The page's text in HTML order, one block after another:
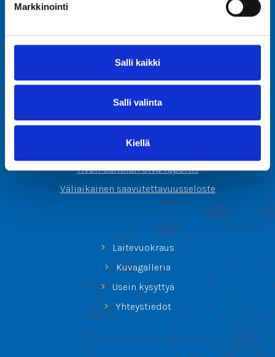
Markkinointi
Salli kaikki
Salli valinta
Kiellä
Tivoli Sariola Oy
04260 Kerava
info@tivolisariola.fi
Verkkolaskutustiedot
Tivoli Sariolan Oiva-raportit
Väliaikainen saavutettavuusseloste
Laitevuokraus
Kuvagalleria
Usein kysyttyä
Yhteystiedot